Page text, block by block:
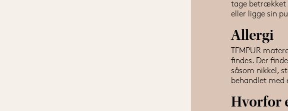
tage betrækket
eller ligge sin
Allergi
TEMPUR
findes. Der
såsom nikkel,
behandlet med
Hvorfor